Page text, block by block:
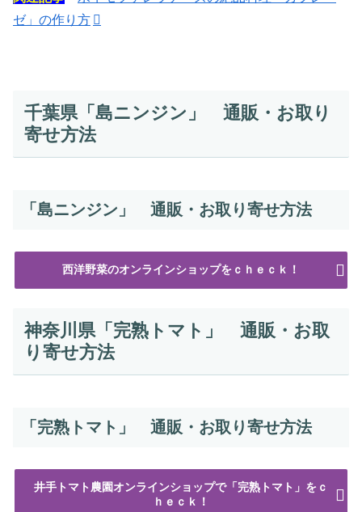
ゼ」の作り方
千葉県「島ニンジン」 通販・お取り
寄せ方法
「島ニンジン」 通販・お取り寄せ方法
西洋野菜のオンラインショップをｃｈｅｃｋ！
神奈川県「完熟トマト」 通販・お取
り寄せ方法
「完熟トマト」 通販・お取り寄せ方法
井手トマト農園オンラインショップで「完熟トマト」をｃ
ｈｅｃｋ！